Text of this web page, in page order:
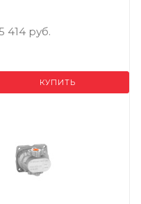
414 руб.
КУПИТЬ